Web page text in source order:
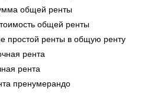
общей ренты
общей ренты
простой ренты в общую ренту
рента
рента
пренумерандо